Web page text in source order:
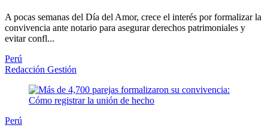
A pocas semanas del Día del Amor, crece el interés por formalizar la
convivencia ante notario para asegurar derechos patrimoniales y
evitar confl...
Perú
Redacción Gestión
Perú